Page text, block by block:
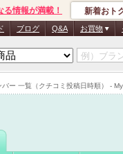
ー 一覧（クチコミ投稿日時順） -
情報が満載！ 新着おト
ブログ Q&A お買物
るころ♪